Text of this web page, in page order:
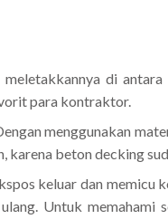
di
para kontraktor.
menggunakan
beton decking
keluar dan
Untuk